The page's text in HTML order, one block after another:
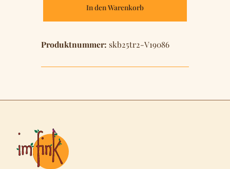
In den Warenkorb
Produktnummer: skb25tr2-V19086